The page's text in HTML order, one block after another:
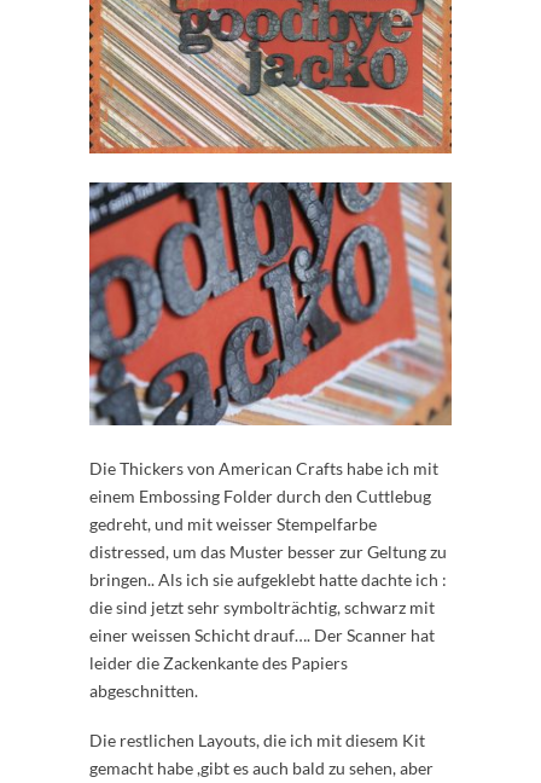
Die Thickers von American Crafts habe ich mit
einem Embossing Folder durch den Cuttlebug
gedreht, und mit weisser Stempelfarbe
distressed, um das Muster besser zur Geltung zu
bringen.. Als ich sie aufgeklebt hatte dachte ich :
die sind jetzt sehr symbolträchtig, schwarz mit
einer weissen Schicht drauf…. Der Scanner hat
leider die Zackenkante des Papiers
abgeschnitten.
Die restlichen Layouts, die ich mit diesem Kit
gemacht habe ,gibt es auch bald zu sehen, aber